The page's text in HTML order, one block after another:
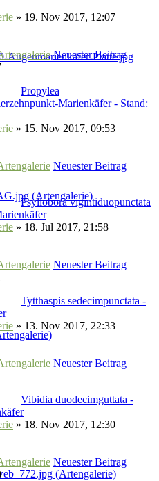
» 19. Nov 2017, 12:07
Neuester Beitrag
Propylea
Marienkäfer - Stand:
» 15. Nov 2017, 09:53
Neuester Beitrag
Psyllobora vigintiduopunctata
» 18. Jul 2017, 21:58
Neuester Beitrag
Tytthaspis sedecimpunctata -
» 13. Nov 2017, 22:33
Neuester Beitrag
Vibidia duodecimguttata -
» 18. Nov 2017, 12:30
Neuester Beitrag